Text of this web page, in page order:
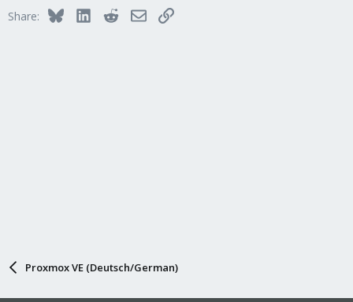
Share: BlueskyLinkedInRedditEmailLink
Proxmox VE (Deutsch/German)